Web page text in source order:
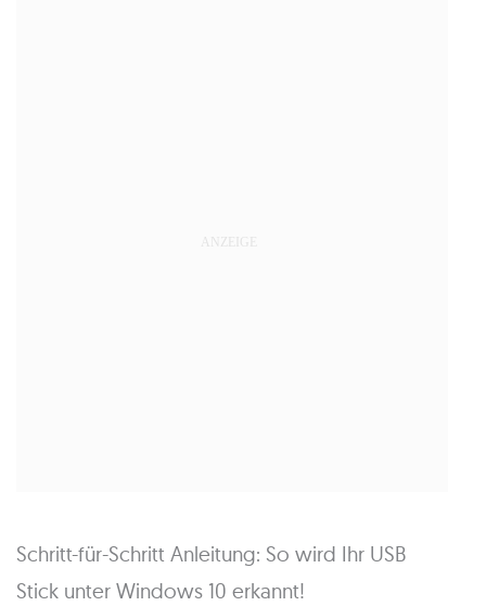
Schritt-für-Schritt Anleitung: So wird Ihr USB
Stick unter Windows 10 erkannt!